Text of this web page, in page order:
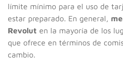
límite mínimo para el uso de
estar preparado. En general,
Revolut en la mayoría de los
que ofrece en términos de
cambio.